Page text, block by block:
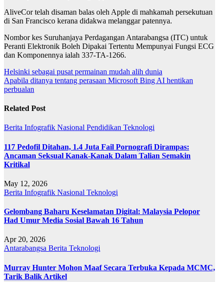
AliveCor telah disaman balas oleh Apple di mahkamah persekutuan
di San Francisco kerana didakwa melanggar patennya.
Nombor kes Suruhanjaya Perdagangan Antarabangsa (ITC) untuk
Peranti Elektronik Boleh Dipakai Tertentu Mempunyai Fungsi ECG
dan Komponennya ialah 337-TA-1266.
Post
navigation
Helsinki sebagai pusat permainan mudah alih dunia
Apabila ditanya tentang perasaan Microsoft Bing AI hentikan
perbualan
Related Post
Berita Infografik Nasional Pendidikan Teknologi
117 Pedofil Ditahan, 1.4 Juta Fail Pornografi Dirampas:
Ancaman Seksual Kanak-Kanak Dalam Talian Semakin
Kritikal
May 12, 2026
Berita Infografik Nasional Teknologi
Gelombang Baharu Keselamatan Digital: Malaysia Pelopor
Had Umur Media Sosial Bawah 16 Tahun
Apr 20, 2026
Antarabangsa Berita Teknologi
Murray Hunter Mohon Maaf Secara Terbuka Kepada MCMC,
Tarik Balik Artikel